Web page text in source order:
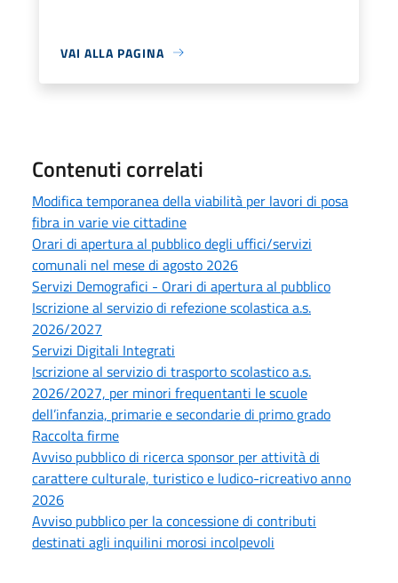
VAI ALLA PAGINA
Contenuti correlati
Modifica temporanea della viabilità per lavori di posa
fibra in varie vie cittadine
Orari di apertura al pubblico degli uffici/servizi
comunali nel mese di agosto 2026
Servizi Demografici - Orari di apertura al pubblico
Iscrizione al servizio di refezione scolastica a.s.
2026/2027
Servizi Digitali Integrati
Iscrizione al servizio di trasporto scolastico a.s.
2026/2027, per minori frequentanti le scuole
dell’infanzia, primarie e secondarie di primo grado
Raccolta firme
Avviso pubblico di ricerca sponsor per attività di
carattere culturale, turistico e ludico-ricreativo anno
2026
Avviso pubblico per la concessione di contributi
destinati agli inquilini morosi incolpevoli